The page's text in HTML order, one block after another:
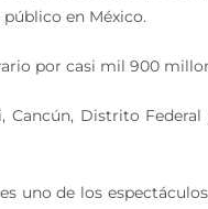
en México.
por casi mil 900
Cancún, Distrito
uno de los